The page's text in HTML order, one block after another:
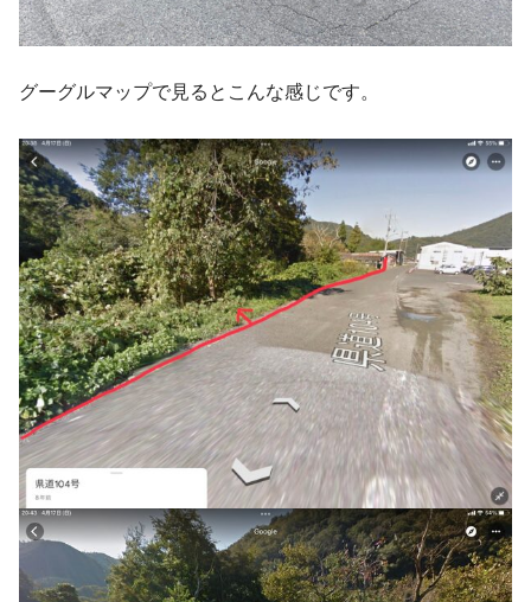
グーグルマップで見るとこんな感じです。